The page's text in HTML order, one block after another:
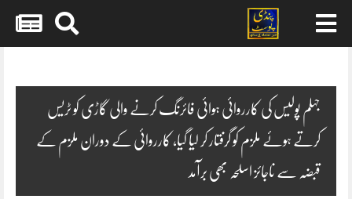
جہلم پولیس کی کارروائی ہوائی فائرنگ کرنے والی گاڑی کو ٹریس
کرتے ہوئے ملزم کو گرفتار کر لیا گیا، کارروائی کے دوران ملزم کے
قبضہ سے ناجائز اسلحہ بھی برآمد